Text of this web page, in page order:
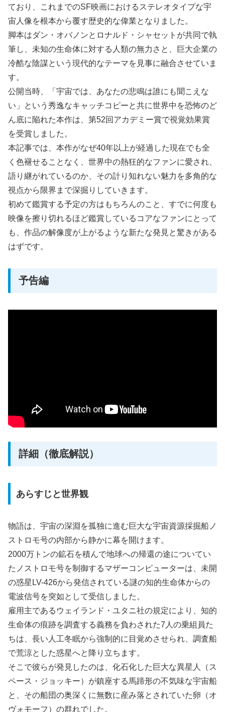
ており、これまでのSF映画におけるステレオタイプな宇
宙人像を根本から覆す歴史的な偉業となりました。
脚本はダン・オバノンとロナルド・シャセットが共同で執
筆し、未知の生命体に対する人類の無力さと、巨大企業の
冷酷な陰謀という現代的なテーマを見事に融合させていま
す。
公開当時、「宇宙では、あなたの悲鳴は誰にも聞こえな
い」という秀逸なキャッチコピーと共に世界中を恐怖のど
ん底に陥れた本作は、第52回アカデミー賞で視覚効果賞
を受賞しました。
本記事では、本作がなぜ40年以上が経過した現在でも全
く色褪せることなく、世界中の熱狂的なファンに愛され、
語り継がれているのか、その計り知れない魅力を多角的な
視点から限界まで深掘りしていきます。
初めて鑑賞する予定の方はもちろんのこと、すでに何度も
映像を擦り切れるほど鑑賞しているコアなファンにとって
も、作品の解像度が上がるような新たな発見と驚きがある
はずです。
予告編
詳細（徹底解説）
あらすじと世界観
物語は、宇宙の深淵を孤独に進む巨大な宇宙資源採掘船ノ
ストロモ号の内部から静かに幕を開けます。
2000万トンの鉱石を積んで地球への帰還の途についてい
たノストロモ号を制御するマザーコンピューターは、未開
の惑星LV-426から発信されている謎の知的生命体からの
電波信号を突如として受信しました。
雇用主であるウェイランド・ユタニ社の規定により、知的
生命体の痕跡を調査する義務を負わされた7人の乗組員た
ちは、長い人工冬眠から強制的に目覚めさせられ、調査船
で荒涼とした惑星へと降り立ちます。
そこで彼らが発見したのは、化石化した巨大な異星人（ス
ペース・ジョッキー）が鎮座する馬蹄形の不気味な宇宙船
と、その船団の奥深くに無数に産み落とされていた卵（オ
ヴォモーフ）の群れでした。